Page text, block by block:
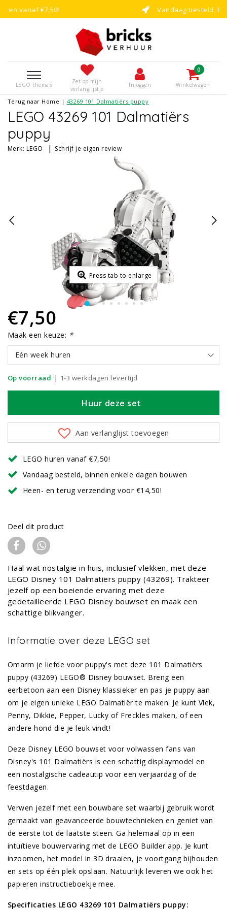
Vandaag besteld, binnen enkele dagen
LEGO thema's
Zet op mijn
verlanglijstje
Inloggen
0
Winkelwagen
Terug naar Home | 43269 101 Dalmatiërs puppy
LEGO 43269 101 Dalmatiërs
puppy
Merk: LEGO | Schrijf je eigen review
Press tab to enlarge
€7,50
Maak een keuze: *
Eén week huren
Op voorraad | 1-3 werkdagen levertijd
Huur deze set
Aan verlanglijst toevoegen
LEGO huren vanaf €7,50!
Vandaag besteld, binnen enkele dagen bouwen
Heen- en terug verzending voor €14,50!
Deel dit product
Haal wat nostalgie in huis, inclusief vlekken, met deze
LEGO Disney 101 Dalmatiërs puppy (43269). Trakteer
jezelf op een boeiende ervaring met deze
gedetailleerde LEGO Disney bouwset en maak een
schattige blikvanger.
Informatie over deze LEGO set
Omarm je liefde voor puppy's met deze 101 Dalmatiërs
puppy (43269) LEGO® Disney bouwset. Breng een
eerbetoon aan een Disney klassieker en pas je puppy aan
om je eigen unieke LEGO Dalmatiër te maken. Je kunt Vlek,
Penny, Dikkie, Pepper, Lucky of Freckles maken, of een
andere hond die je leuk vindt!
Deze Disney LEGO bouwset voor volwassen fans van
Disney's 101 Dalmatiërs is een schattig displaymodel en
een nostalgische cadeautip voor een verjaardag of de
feestdagen.
Verwen jezelf met een bouwbare set waarbij gebruik wordt
gemaakt van geavanceerde bouwtechnieken en geniet van
de eerste tot de laatste steen. Ga helemaal op in een
intuïtieve bouwervaring met de LEGO Builder app. Je kunt
inzoomen, het model in 3D draaien, je voortgang bijhouden
en sets op één plek opslaan. Natuurlijk leveren we ook het
papieren instructieboekje mee.
Specificaties LEGO 43269 101 Dalmatiërs puppy: